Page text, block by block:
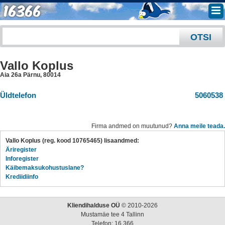
Vallo Koplus
Aia 26a Pärnu, 80014
Üldtelefon 5060538
Firma andmed on muutunud? Anna meile teada.
Vallo Koplus (reg. kood 10765465) lisaandmed:
Äriregister
Inforegister
Käibemaksukohustuslane?
Krediidiinfo
Kliendihalduse OÜ © 2010-2026
Mustamäe tee 4 Tallinn
Telefon: 16 366